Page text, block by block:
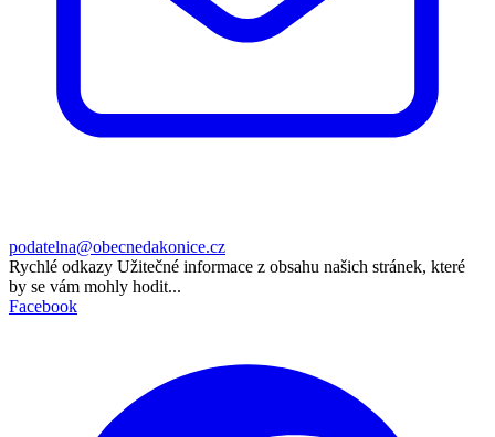
podatelna@obecnedakonice.cz
Rychlé odkazy Užitečné informace z obsahu našich stránek, které
by se vám mohly hodit...
Facebook